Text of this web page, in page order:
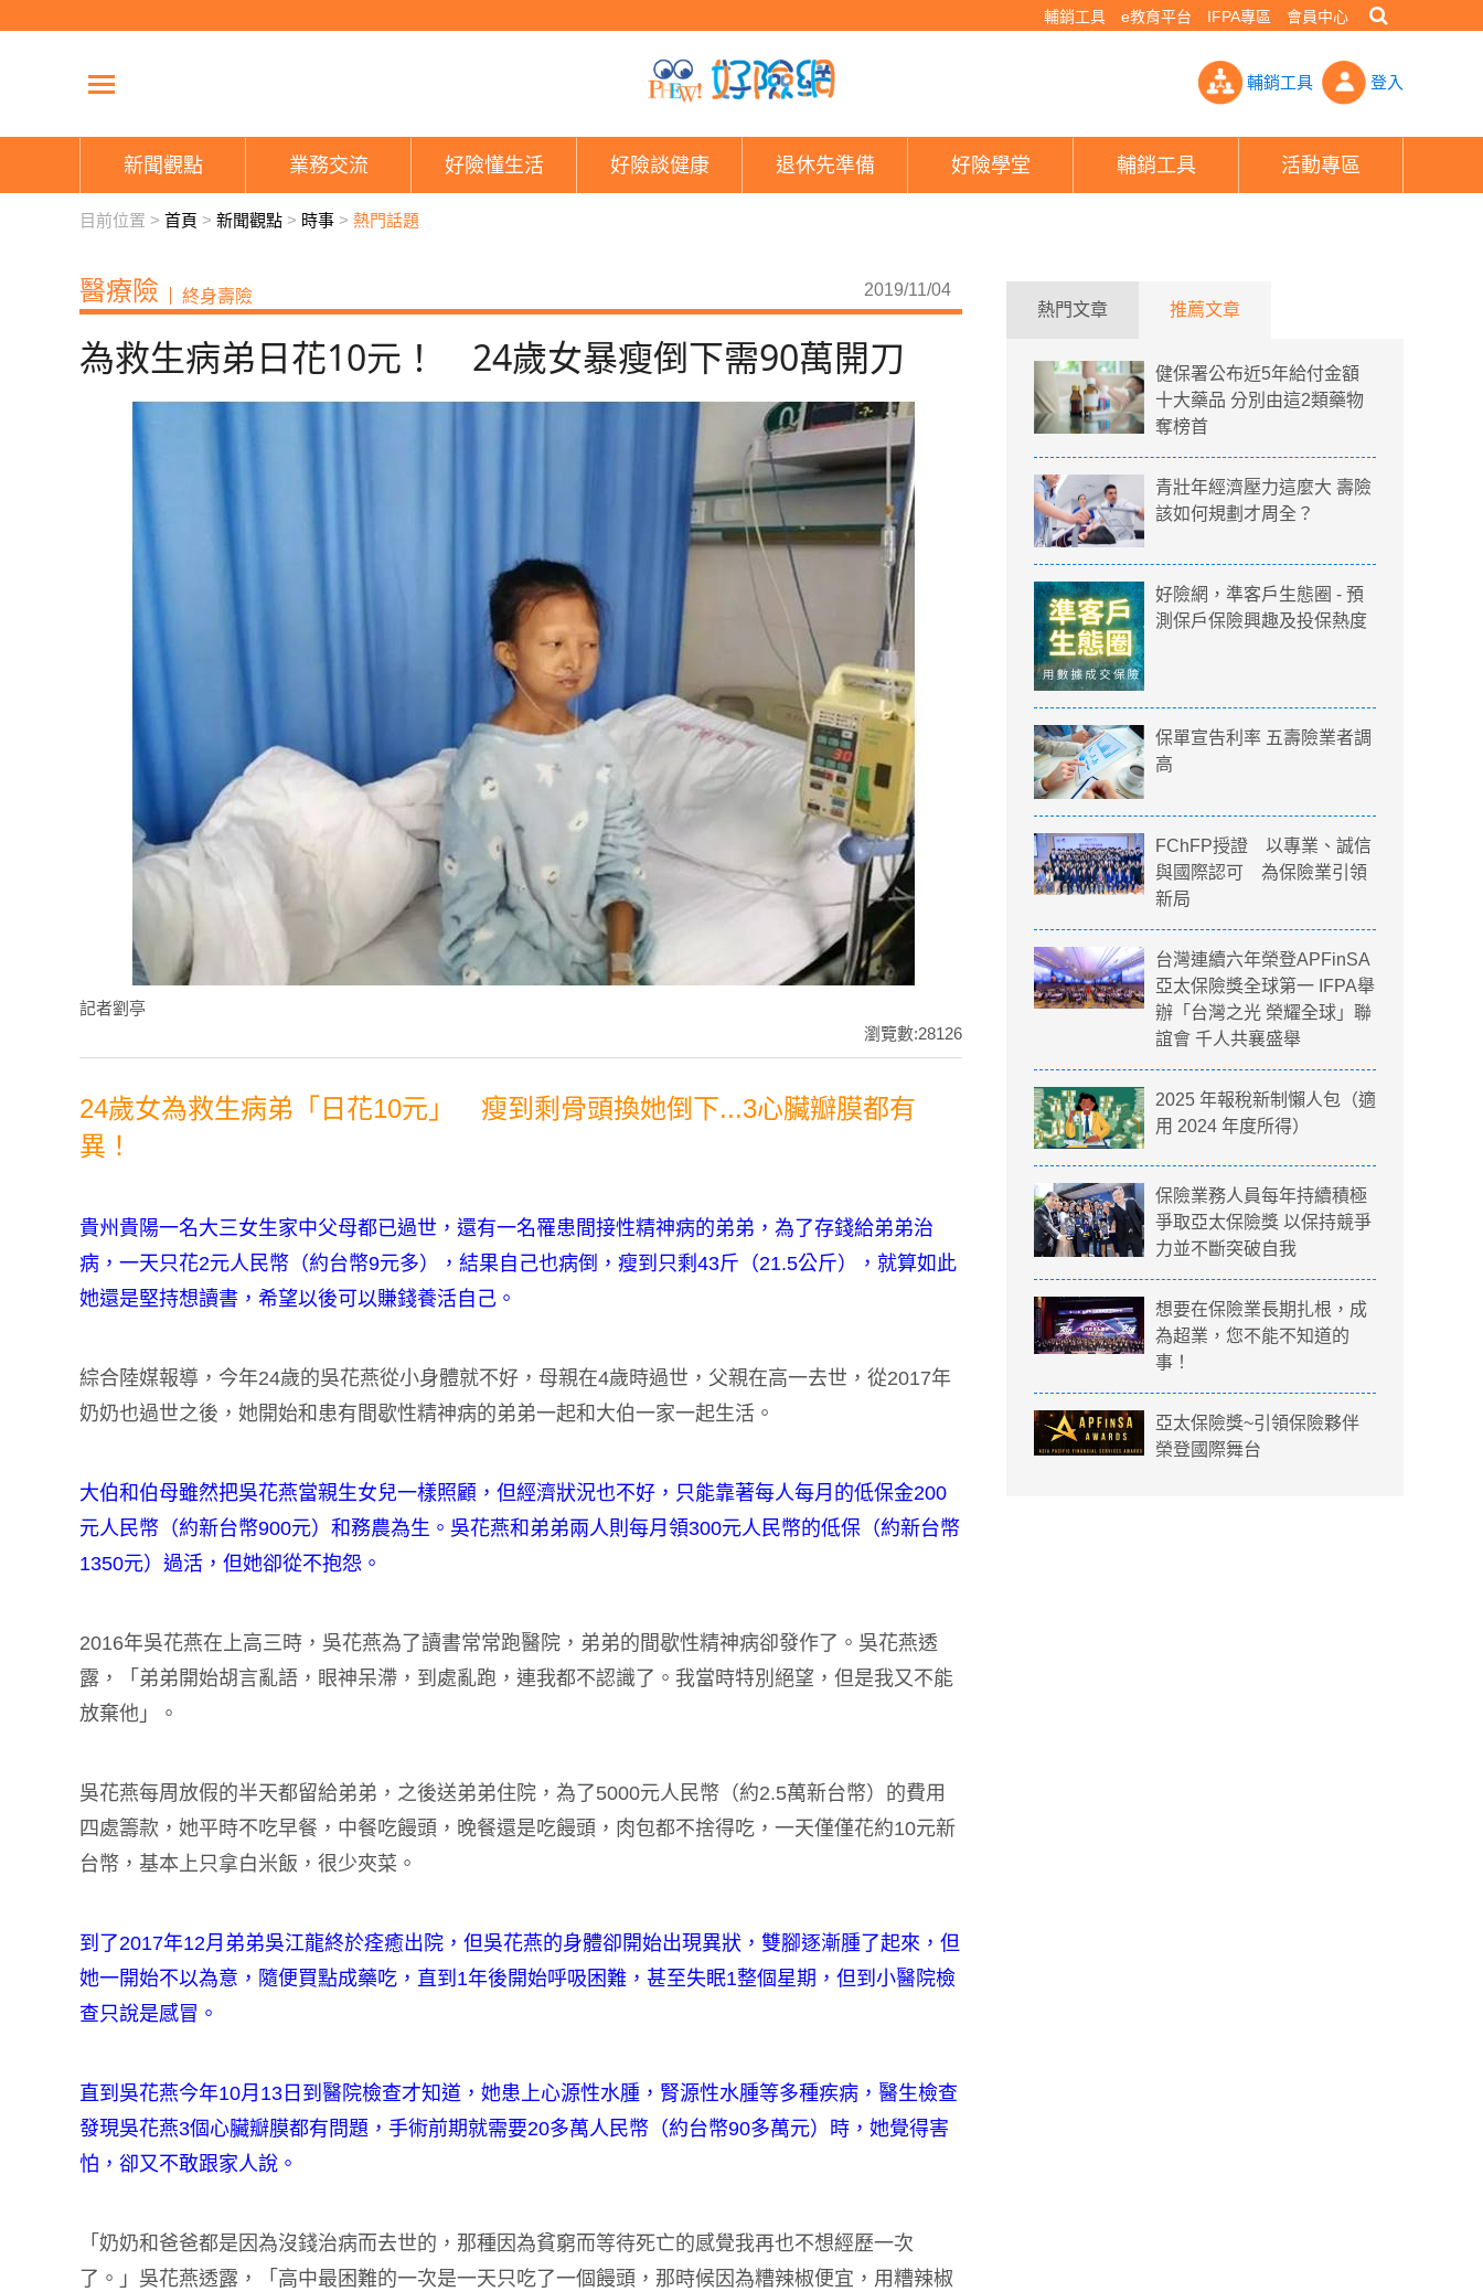
輔銷工具 e教育平台 IFPA專區 會員中心
為救生病弟日花10元！ 24歲女暴瘦倒下需90萬開刀- PHEW!好險網
輔銷工具 登入
新聞觀點 業務交流 好險懂生活 好險談健康 退休先準備 好險學堂 輔銷工具 活動專區
目前位置 > 首頁 > 新聞觀點 > 時事 > 熱門話題
醫療險 終身壽險 2019/11/04
為救生病弟日花10元！ 24歲女暴瘦倒下需90萬開刀
記者劉亭
瀏覽數:28126
24歲女為救生病弟「日花10元」 瘦到剩骨頭換她倒下...3心臟瓣膜都有
異！
貴州貴陽一名大三女生家中父母都已過世，還有一名罹患間接性精神病的弟弟，為了存錢給弟弟治
病，一天只花2元人民幣（約台幣9元多），結果自己也病倒，瘦到只剩43斤（21.5公斤），就算如此
她還是堅持想讀書，希望以後可以賺錢養活自己。
綜合陸媒報導，今年24歲的吳花燕從小身體就不好，母親在4歲時過世，父親在高一去世，從2017年
奶奶也過世之後，她開始和患有間歇性精神病的弟弟一起和大伯一家一起生活。
大伯和伯母雖然把吳花燕當親生女兒一樣照顧，但經濟狀況也不好，只能靠著每人每月的低保金200
元人民幣（約新台幣900元）和務農為生。吳花燕和弟弟兩人則每月領300元人民幣的低保（約新台幣
1350元）過活，但她卻從不抱怨。
2016年吳花燕在上高三時，吳花燕為了讀書常常跑醫院，弟弟的間歇性精神病卻發作了。吳花燕透
露，「弟弟開始胡言亂語，眼神呆滯，到處亂跑，連我都不認識了。我當時特別絕望，但是我又不能
放棄他」。
吳花燕每周放假的半天都留給弟弟，之後送弟弟住院，為了5000元人民幣（約2.5萬新台幣）的費用
四處籌款，她平時不吃早餐，中餐吃饅頭，晚餐還是吃饅頭，肉包都不捨得吃，一天僅僅花約10元新
台幣，基本上只拿白米飯，很少夾菜。
到了2017年12月弟弟吳江龍終於痊癒出院，但吳花燕的身體卻開始出現異狀，雙腳逐漸腫了起來，但
她一開始不以為意，隨便買點成藥吃，直到1年後開始呼吸困難，甚至失眠1整個星期，但到小醫院檢
查只說是感冒。
直到吳花燕今年10月13日到醫院檢查才知道，她患上心源性水腫，腎源性水腫等多種疾病，醫生檢查
發現吳花燕3個心臟瓣膜都有問題，手術前期就需要20多萬人民幣（約台幣90多萬元）時，她覺得害
怕，卻又不敢跟家人說。
「奶奶和爸爸都是因為沒錢治病而去世的，那種因為貧窮而等待死亡的感覺我再也不想經歷一次
了。」吳花燕透露，「高中最困難的一次是一天只吃了一個饅頭，那時候因為糟辣椒便宜，用糟辣椒
熱門文章 推薦文章
健保署公布近5年給付金額
十大藥品 分別由這2類藥物
奪榜首
青壯年經濟壓力這麼大 壽險
該如何規劃才周全？
好險網，準客戶生態圈 - 預
測保戶保險興趣及投保熱度
保單宣告利率 五壽險業者調
高
FChFP授證 以專業、誠信
與國際認可 為保險業引領
新局
台灣連續六年榮登APFinSA
亞太保險獎全球第一 IFPA舉
辦「台灣之光 榮耀全球」聯
誼會 千人共襄盛舉
2025 年報稅新制懶人包（適
用 2024 年度所得）
保險業務人員每年持續積極
爭取亞太保險獎 以保持競爭
力並不斷突破自我
想要在保險業長期扎根，成
為超業，您不能不知道的
事！
亞太保險獎~引領保險夥伴
榮登國際舞台